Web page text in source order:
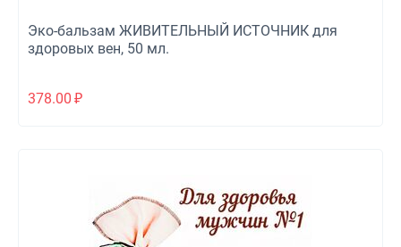
Эко-бальзам ЖИВИТЕЛЬНЫЙ ИСТОЧНИК для
здоровых вен, 50 мл.
378.00 ₽